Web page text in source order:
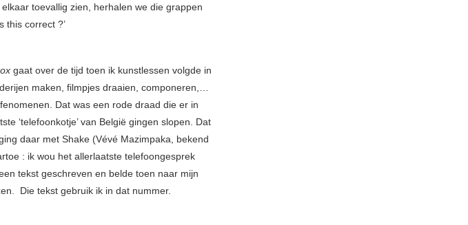
toevallig zien, herhalen we die grappen
this correct ?’
gaat over de tijd toen ik kunstlessen volgde in
maken, filmpjes draaien, componeren,…
Dat was een rode draad die er in
‘telefoonkotje’ van België gingen slopen. Dat
daar met Shake (Vévé Mazimpaka, bekend
: ik wou het allerlaatste telefoongesprek
tekst geschreven en belde toen naar mijn
Die tekst gebruik ik in dat nummer.